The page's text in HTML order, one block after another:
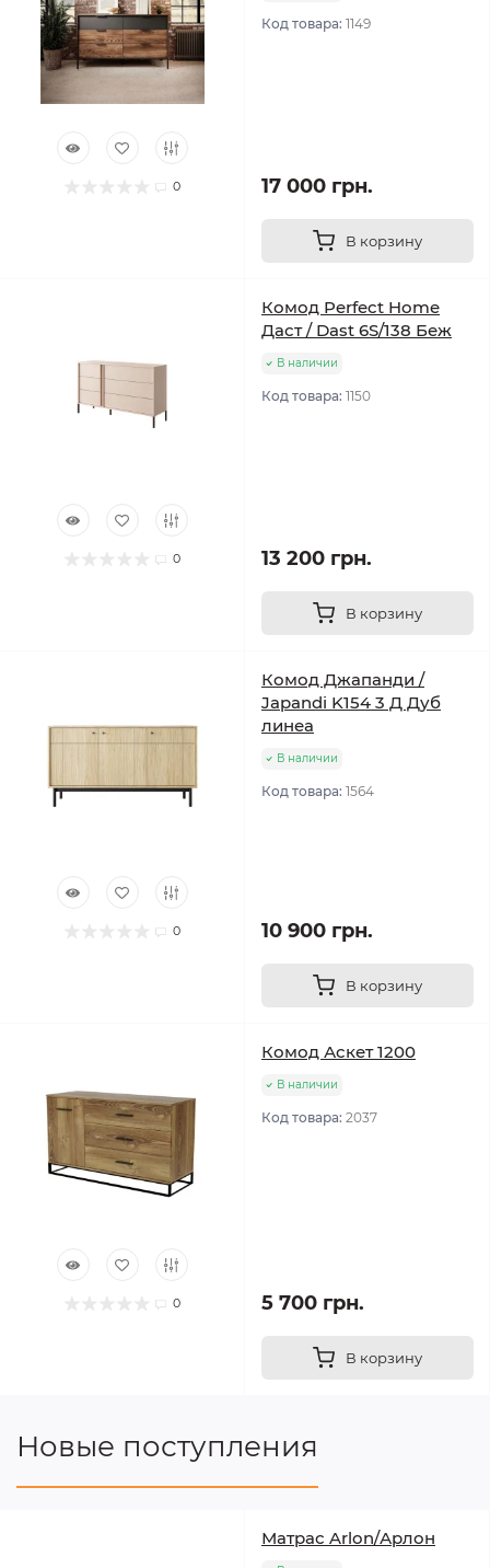
0
Код товара: 1149
17 000 грн.
В корзину
0
Комод Perfect Home
Даст / Dast 6S/138 Беж
В наличии
Код товара: 1150
13 200 грн.
В корзину
0
Комод Джапанди /
Japandi K154 3 Д Дуб
линеа
В наличии
Код товара: 1564
10 900 грн.
В корзину
0
Комод Аскет 1200
В наличии
Код товара: 2037
5 700 грн.
В корзину
Новые поступления
Матрас Arlon/Арлон